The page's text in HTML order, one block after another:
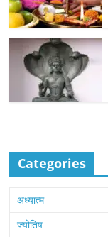
Categories
अध्यात्म
ज्योतिष